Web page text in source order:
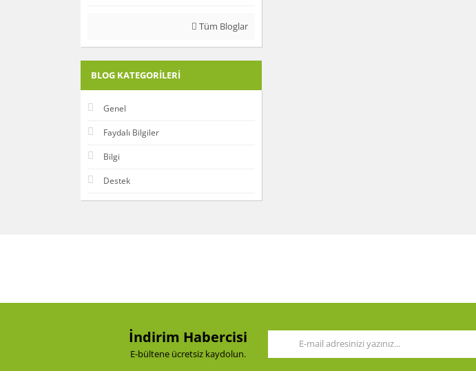
Tüm Bloglar
BLOG KATEGORILERI
Genel
Faydalı Bilgiler
Bilgi
Destek
İndirim Habercisi
E-bültene ücretsiz kaydolun.